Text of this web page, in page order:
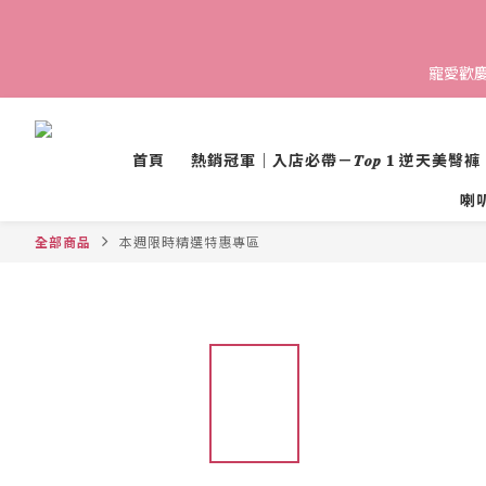
寵愛歡
首頁
熱銷冠軍｜入店必帶－𝑻𝒐𝒑 𝟏 逆天美臀褲
喇
全部商品 本週限時精選特惠專區